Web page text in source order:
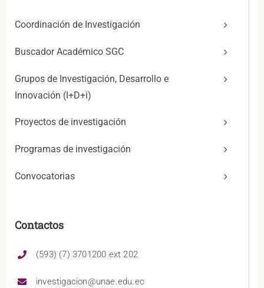
Coordinación de Investigación
Buscador Académico SGC
Grupos de Investigación, Desarrollo e
Innovación (I+D+i)
Proyectos de investigación
Programas de investigación
Convocatorias
Contactos
(593) (7) 3701200 ext 202
investigacion@unae.edu.ec